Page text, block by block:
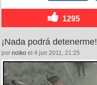
1295
¡Nada podrá detenerme!
por noiko el 4 jun 2011, 21:25